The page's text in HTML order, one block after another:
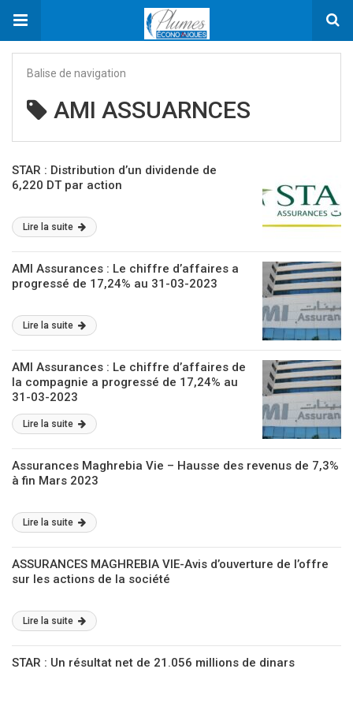
Balise de navigation
AMI ASSUARNCES
STAR : Distribution d’un dividende de
6,220 DT par action
Lire la suite
AMI Assurances : Le chiffre d’affaires a
progressé de 17,24% au 31-03-2023
Lire la suite
AMI Assurances : Le chiffre d’affaires de
la compagnie a progressé de 17,24% au
31-03-2023
Lire la suite
Assurances Maghrebia Vie – Hausse des revenus de 7,3%
à fin Mars 2023
Lire la suite
ASSURANCES MAGHREBIA VIE-Avis d’ouverture de l’offre
sur les actions de la société
Lire la suite
STAR : Un résultat net de 21.056 millions de dinars